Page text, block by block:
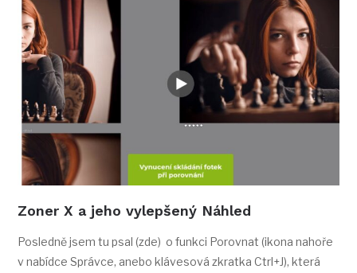
Zoner X a jeho vylepšený Náhled
Posledně jsem tu psal (zde) o funkci Porovnat (ikona nahoře
v nabídce Správce, anebo klávesová zkratka Ctrl+J), která